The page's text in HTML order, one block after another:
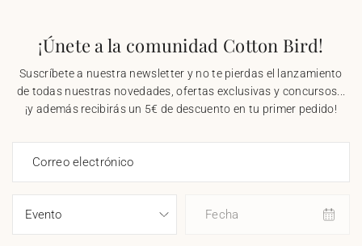
¡Únete a la comunidad Cotton Bird!
Suscríbete a nuestra newsletter y no te pierdas el lanzamiento
de todas nuestras novedades, ofertas exclusivas y concursos...
¡y además recibirás un 5€ de descuento en tu primer pedido!
Correo electrónico
Fecha